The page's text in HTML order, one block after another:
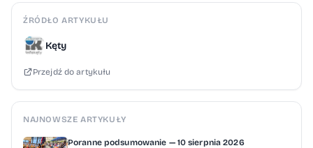
ŹRÓDŁO ARTYKUŁU
Kęty
Przejdź do artykułu
NAJNOWSZE ARTYKUŁY
Poranne podsumowanie — 10 sierpnia 2026